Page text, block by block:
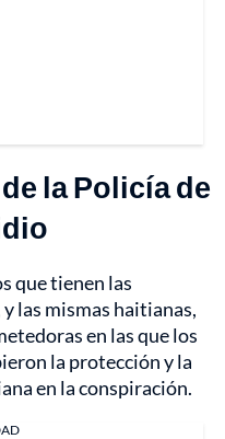
la Policía de
que tienen las
las mismas haitianas,
en las que los
la protección y la
en la conspiración.